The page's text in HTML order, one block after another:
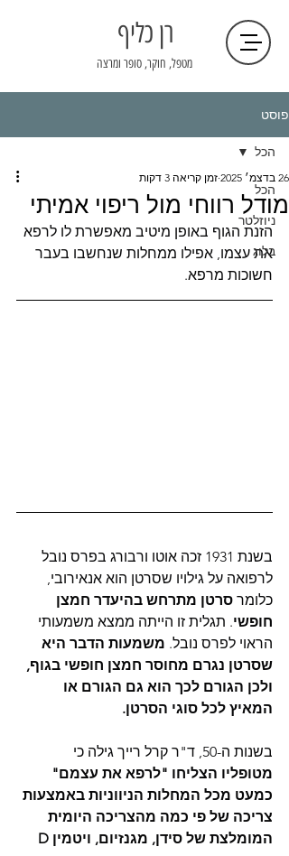
רן כליף
מטפל, חוקר, סופר ומרצה
פוסט
הכל
ניוזלטר
בלוג
הכל
מודל רווחי מול ריפוי אמיתי
26 בדצמ׳ 2025 זמן קריאה 3 דקות
הזנת הגוף באופן מיטיב מאפשרת לו לרפא
את עצמו, אפילו ממחלות שנחשבו בעבר
חשוכות מרפא.
בשנת 1931 זכה אוטו ורבורג בפרס נובל
לרפואה על גילויו שסרטן הוא אנאירובי,
כלומר סרטן מתרחש בהיעדר חמצן
חופשי. תגלית זו הייתה ממצא משמעותי
הראוי לפרס נובל. משמעות הדבר היא
שסרטן נגרם מחוסר חמצן חופשי בגוף,
ולכן הגורם לכך הוא גם הגורם או
המאיץ לכל סוגי הסרטן.
בשנות ה-50, ד"ר קרל רייך גילה כי
מטופליו הצליחו "לרפא את עצמם"
כמעט מכל המחלות הניווניות באמצעות
צריכה של פי כמה מהצריכה היומית
המומלצת של סידן, מגנזיום, ויטמין D